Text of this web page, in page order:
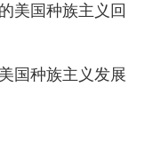
美国种族主义回
国种族主义发展